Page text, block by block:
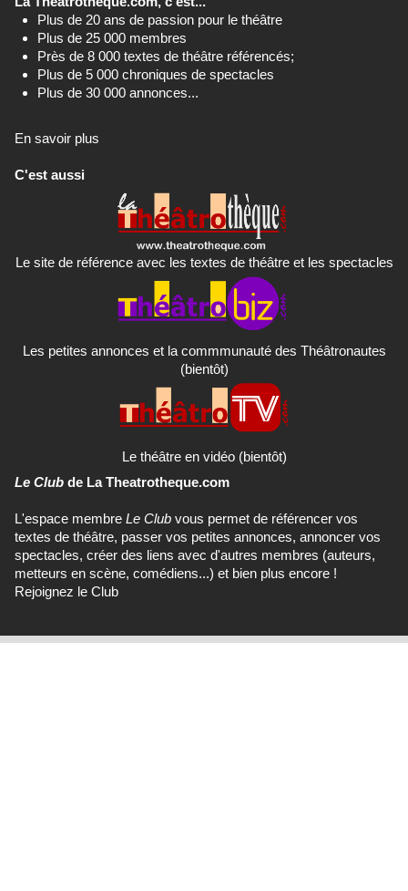
Plus de 20 ans de passion pour le théâtre
Plus de 25 000 membres
Près de 8 000 textes de théâtre référencés;
Plus de 5 000 chroniques de spectacles
Plus de 30 000 annonces...
En savoir plus
C'est aussi
Le site de référence avec les textes de théâtre et les spectacles
Les petites annonces et la commmunauté des Théâtronautes
(bientôt)
Le théâtre en vidéo (bientôt)
Le Club de La Theatrotheque.com
L'espace membre Le Club vous permet de référencer vos
textes de théâtre, passer vos petites annonces, annoncer vos
spectacles, créer des liens avec d'autres membres (auteurs,
metteurs en scène, comédiens...) et bien plus encore !
Rejoignez le Club